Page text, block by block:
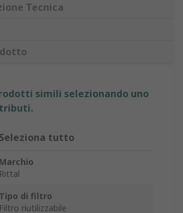
Tecnica
simili selezionando uno
Seleziona tutto
Marchio
Rittal
Tipo di filtro
Filtro riutilizzabile